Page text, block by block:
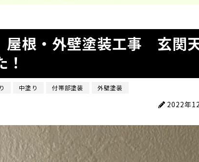
根・外壁塗装工事 玄関
中塗り 付帯部塗装 外壁塗装
2022年